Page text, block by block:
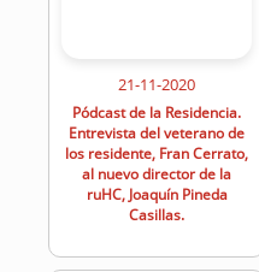
21-11-2020
Pódcast de la Residencia.
Entrevista del veterano de
los residente, Fran Cerrato,
al nuevo director de la
ruHC, Joaquín Pineda
Casillas.